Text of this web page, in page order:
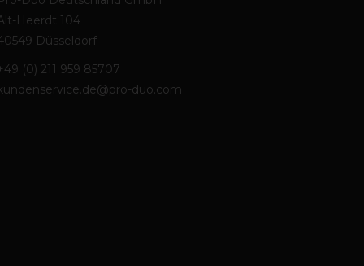
Heerdt 104
Düsseldorf
(0) 211 959 85707
duo.com